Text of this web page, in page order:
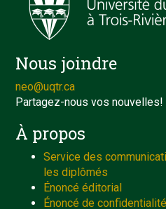
Nous joindre
neo@uqtr.ca
Partagez-nous vos nouvelles!
À propos
Service des
les diplômés
Énoncé éditorial
Énoncé de confidentialité